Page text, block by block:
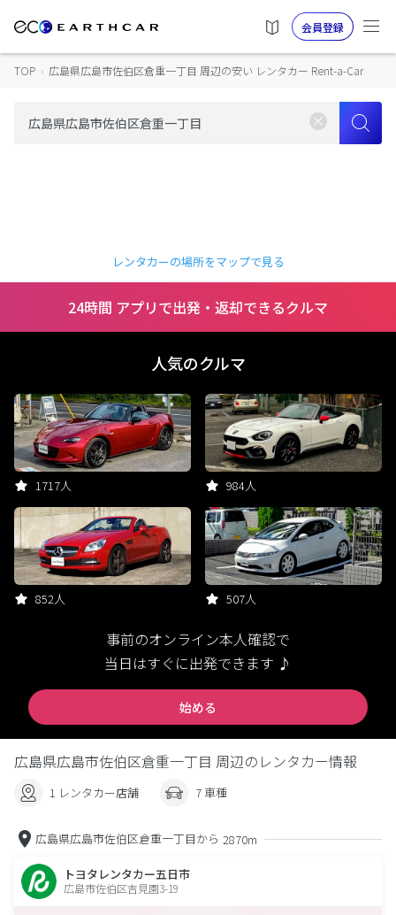
会員登録
TOP › 広島県広島市佐伯区倉重一丁目 周辺の安い レンタカー Rent-a-Car
レンタカーの場所をマップで見る
24時間 アプリで出発・返却できるクルマ
人気のクルマ
1717人 984人
852人 507人
事前のオンライン本人確認で
当日はすぐに出発できます ♪
始める
広島県広島市佐伯区倉重一丁目 周辺のレンタカー情報
1 レンタカー店舗 7 車種
広島県広島市佐伯区倉重一丁目から 2870m
トヨタレンタカー五日市
広島市佐伯区吉見園3-19